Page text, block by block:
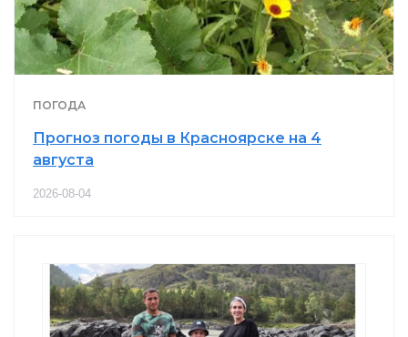
ПОГОДА
Прогноз погоды в Красноярске на 4
августа
2026-08-04